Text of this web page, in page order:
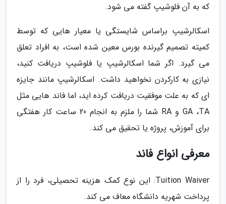
که به آن فلوشیپ گفته می شود.
اسکالرشیپ براساس شایستگی یا معیار هایی که توسط
کمیته تصمیم گیرنده بورس معین شده است، به افراد تعلق
می گیرد. اگر شما اسکالرشیپ یا فلوشیپ دریافت کنید،
نیازی به کارکردن نخواهید داشت. اسکالرشیپ مانند جایزه
ای که به علت موفقیت دریافت کرده اید، اما فاند هایی مثل
GA ،TA و RA شما را ملزم به انجام 20 ساعت کار هفتگی
برای آموزش، پروژه یا تحقیق می کند.
معرفی انواع فاند
Tuition Waiver: این نوع کمک هزینه تحصیلی، فرد را از
پرداخت شهریه دانشگاه معاف می کند.